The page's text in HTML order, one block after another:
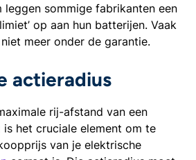
leggen sommige fabrikanten een
op aan hun batterijen. Vaak
meer onder de garantie.
actieradius
rij-afstand van een
het cruciale element om te
van je elektrische